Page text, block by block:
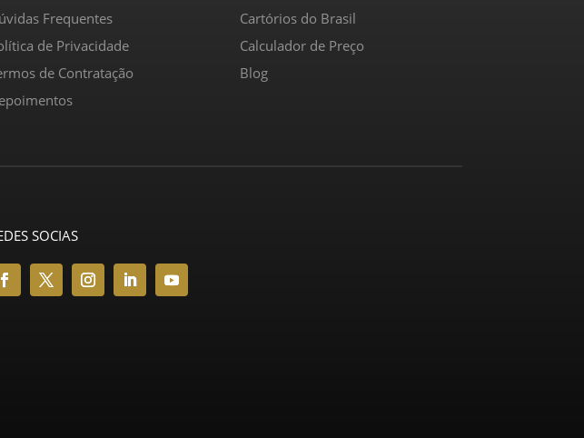
Frequentes
de Privacidade
de Contratação
Cartórios do Brasil
Calculador de Preço
Blog
SOCIAS